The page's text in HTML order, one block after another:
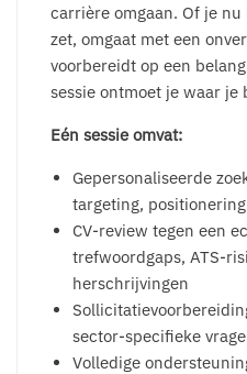
carrière omgaan. Of je
zet, omgaat met een
voorbereidt op een
sessie ontmoet je waar je
Eén sessie omvat:
Gepersonaliseerde
targeting,
CV-review tegen een
trefwoordgaps, ATS-
herschrijvingen
sector-specifieke
Volledige